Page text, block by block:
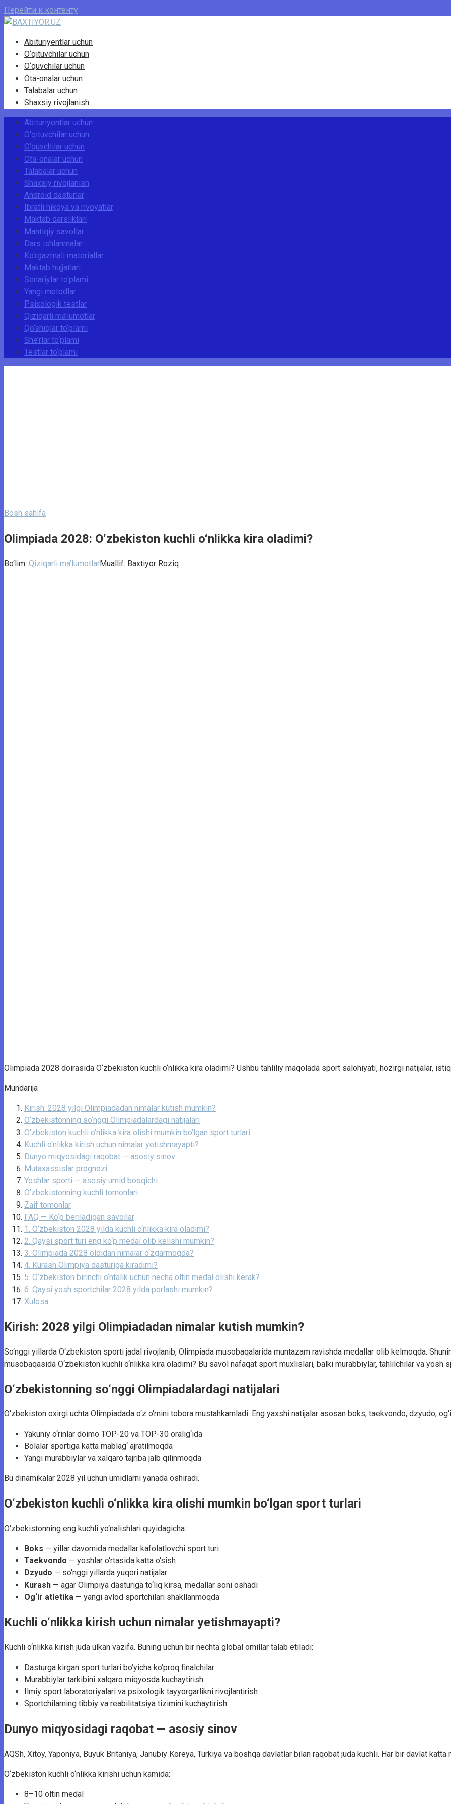
Перейти к контенту
Abituriyentlar uchun
O‘qituvchilar uchun
O‘quvchilar uchun
Ota-onalar uchun
Talabalar uchun
Shaxsiy rivojlanish
Abituriyentlar uchun
O‘qituvchilar uchun
O‘quvchilar uchun
Ota-onalar uchun
Talabalar uchun
Shaxsiy rivojlanish
Android dasturlar
Ibratli hikoya va rivoyatlar
Maktab darsliklari
Mantiqiy savollar
Dars ishlanmalar
Ko‘rgazmali materiallar
Maktab hujjatlari
Senariylar to‘plami
Yangi metodlar
Psixologik testlar
Qiziqarli ma’lumotlar
Qo‘shiqlar to‘plami
She’rlar to‘plami
Testlar to‘plami
Bosh sahifa
Olimpiada 2028: O‘zbekiston kuchli o‘nlikka kira oladimi?
Bo‘lim: Qiziqarli ma’lumotlarMuallif: Baxtiyor Roziq
Olimpiada 2028 doirasida O‘zbekiston kuchli o‘nlikka kira oladimi? Ushbu tahliliy maqolada sport salohiyati, hozirgi natijalar,
Mundarija
Kirish: 2028 yilgi Olimpiadadan nimalar kutish mumkin?
O‘zbekistonning so‘nggi Olimpiadalardagi natijalari
O‘zbekiston kuchli o‘nlikka kira olishi mumkin bo‘lgan sport turlari
Kuchli o‘nlikka kirish uchun nimalar yetishmayapti?
Dunyo miqyosidagi raqobat — asosiy sinov
Mutaxassislar prognozi
Yoshlar sporti — asosiy umid bosqichi
O‘zbekistonning kuchli tomonlari
Zaif tomonlar
FAQ — Ko‘p beriladigan savollar
1. O‘zbekiston 2028 yilda kuchli o‘nlikka kira oladimi?
2. Qaysi sport turi eng ko‘p medal olib kelishi mumkin?
3. Olimpiada 2028 oldidan nimalar o‘zgarmoqda?
4. Kurash Olimpiya dasturiga kiradimi?
5. O‘zbekiston birinchi o‘ntalik uchun necha oltin medal olishi kerak?
6. Qaysi yosh sportchilar 2028 yilda porlashi mumkin?
Xulosa
Kirish: 2028 yilgi Olimpiadadan nimalar kutish mumkin?
So‘nggi yillarda O‘zbekiston sporti jadal rivojlanib, Olimpiada musobaqalarida muntazam ravishda medallar olib kelmoqda.
musobaqasida O‘zbekiston kuchli o‘nlikka kira oladimi? Bu savol nafaqat sport muxlislari, balki murabbiylar, tahlilchilar va yosh
O‘zbekistonning so‘nggi Olimpiadalardagi natijalari
O‘zbekiston oxirgi uchta Olimpiadada o‘z o‘rnini tobora mustahkamladi. Eng yaxshi natijalar asosan boks, taekvondo, dzyudo,
Yakuniy o‘rinlar doimo TOP-20 va TOP-30 oralig‘ida
Bolalar sportiga katta mablag‘ ajratilmoqda
Yangi murabbiylar va xalqaro tajriba jalb qilinmoqda
Bu dinamikalar 2028 yil uchun umidlarni yanada oshiradi.
O‘zbekiston kuchli o‘nlikka kira olishi mumkin bo‘lgan sport turlari
O‘zbekistonning eng kuchli yo‘nalishlari quyidagicha:
Boks — yillar davomida medallar kafolatlovchi sport turi
Taekvondo — yoshlar o‘rtasida katta o‘sish
Dzyudo — so‘nggi yillarda yuqori natijalar
Kurash — agar Olimpiya dasturiga to‘liq kirsa, medallar soni oshadi
Og‘ir atletika — yangi avlod sportchilari shakllanmoqda
Kuchli o‘nlikka kirish uchun nimalar yetishmayapti?
Kuchli o‘nlikka kirish juda ulkan vazifa. Buning uchun bir nechta global omillar talab etiladi:
Dasturga kirgan sport turlari bo‘yicha ko‘proq finalchilar
Murabbiylar tarkibini xalqaro miqyosda kuchaytirish
Ilmiy sport laboratoriyalari va psixologik tayyorgarlikni rivojlantirish
Sportchilarning tibbiy va reabilitatsiya tizimini kuchaytirish
Dunyo miqyosidagi raqobat — asosiy sinov
AQSh, Xitoy, Yaponiya, Buyuk Britaniya, Janubiy Koreya, Turkiya va boshqa davlatlar bilan raqobat juda kuchli. Har bir davlat
O‘zbekiston kuchli o‘nlikka kirishi uchun kamida:
8–10 oltin medal